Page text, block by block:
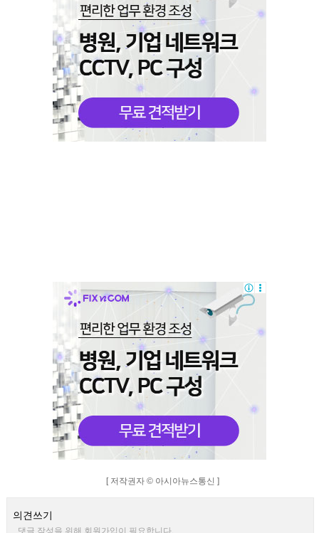
[ 저작권자 © 아시아뉴스통신 ]
의견쓰기
댓글 작성을 위해 회원가입이 필요합니다.